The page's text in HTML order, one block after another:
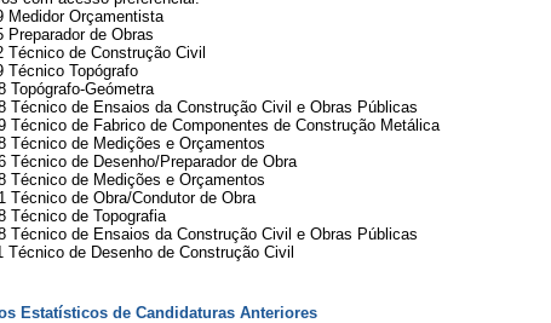
Medidor Orçamentista
Preparador de Obras
Técnico de Construção Civil
Técnico Topógrafo
Topógrafo-Geómetra
Técnico de Ensaios da Construção Civil e Obras Públicas
Técnico de Fabrico de Componentes de Construção Metálica
Técnico de Medições e Orçamentos
Técnico de Desenho/Preparador de Obra
Técnico de Medições e Orçamentos
Técnico de Obra/Condutor de Obra
Técnico de Topografia
Técnico de Ensaios da Construção Civil e Obras Públicas
Técnico de Desenho de Construção Civil
Estatísticos de Candidaturas Anteriores